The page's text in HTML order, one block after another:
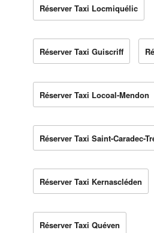
Réserver Taxi Locmiquélic
Réserver Taxi Guiscriff
Réserver Taxi Locoal-Mendon
Réserver Taxi Saint-Caradec-
Réserver Taxi Kernascléden
Réserver Taxi Quéven